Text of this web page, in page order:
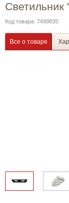
Светильник
Код товара: 7499835
Все о товаре